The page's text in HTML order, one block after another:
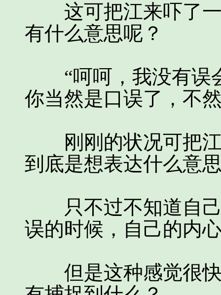
这可把江来吓了一
有什么意思呢？
“呵呵，我没有误
你当然是口误了，不
刚刚的状况可把江
到底是想表达什么意
只不过不知道自己
误的时候，自己的内
但是这种感觉很快